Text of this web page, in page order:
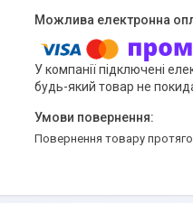
У компанії підключені
будь-який товар не
повернення товару